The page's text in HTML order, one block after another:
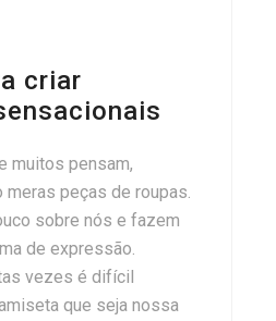
criar
muitos pensam,
peças de roupas.
sobre nós e fazem
de expressão.
vezes é difícil
que seja nossa